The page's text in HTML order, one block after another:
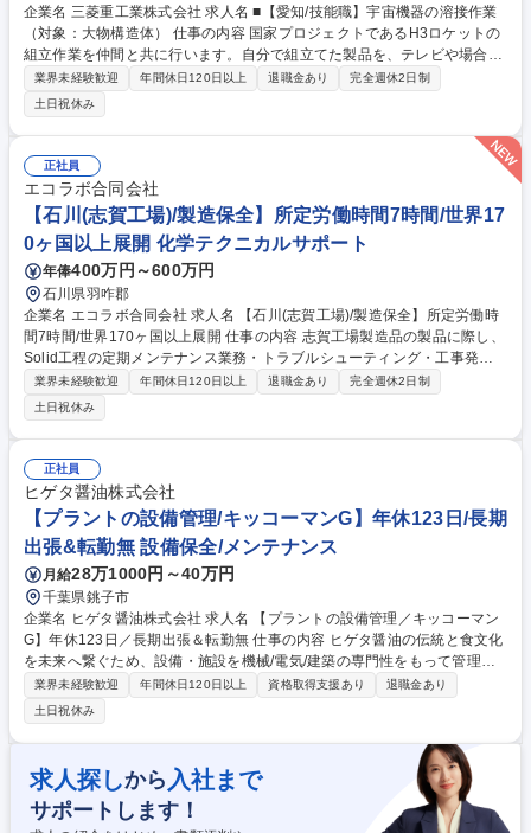
企業名 三菱重工業株式会社 求人名 ■【愛知/技能職】宇宙機器の溶接作業
（対象：大物構造体） 仕事の内容 国家プロジェクトであるH3ロケットの
組立作業を仲間と共に行います。自分で組立てた製品を、テレビや場合に
よっては現地で打上げの瞬間を見ることができるので、達成感や充実感を
味わうことができる業務です。 【機種】・H3ロケット ・HTV-X（こうの
とり後継機） 【作業内容（具体例）】・H3ロケットタンクへのFSW溶接
（シリンダー部品同士の接合、シリンダーとドーム蓋の接合） ・HTV-X与
圧部キャリアへのTIG溶接 ・クレーン等を用いた大物ハンドリング ※中長
期的には、上記作業他、適性を見ながら現場管理や生産管理業務も担当頂
く可能性もあります。 募集職種 ■【愛知/技能職】宇宙機器の溶接作業
（対象：大物構造体）
業界未経験歓迎 年間休日120日以上 退職金あり
完全週休2日制
土日祝休み
正社員
エコラボ合同会社
【石川(志賀工場)/製造保全】所定労働時間7時間/世界17
0ヶ国以上展開 化学テクニカルサポート
年俸400万円～600万円
石川県羽咋郡
企業名 エコラボ合同会社 求人名 【石川(志賀工場)/製造保全】所定労働時
間7時間/世界170ヶ国以上展開 仕事の内容 志賀工場製造品の製品に際し、
Solid工程の定期メンテナンス業務・トラブルシューティング・工事発注
やメンテナンスのSOP作成・マニュアル作成などの現場教育をご担当いた
だきます。 【具体的には】 ■保全業務・法的点検への対応業務 ■メンテナ
ンス技能教育・SOP/OPL作成・作成指導 ■機構・手順の改善・製造員への
教育 ■トラブルシューティングの実施・マニュアル作成/教育 ■部品の見積
もり採取・発注業務などの外部業者へのコンタクト 募集職種 【石川(志賀
工場)/製造保全】所定労働時間7時間/世界170ヶ国以上展開
業界未経験歓迎 年間休日120日以上 退職金あり
完全週休2日制
土日祝休み
正社員
ヒゲタ醤油株式会社
【プラントの設備管理/キッコーマンG】年休123日/長期
出張&転勤無 設備保全/メンテナンス
月給28万1000円～40万円
千葉県銚子市
企業名 ヒゲタ醤油株式会社 求人名 【プラントの設備管理／キッコーマン
G】年休123日／長期出張＆転勤無 仕事の内容 ヒゲタ醤油の伝統と食文化
を未来へ繋ぐため、設備・施設を機械/電気/建築の専門性をもって管理
し、生産性向上に貢献しています。安全・安心な製品を生み出す設備構築
を通じて、当社の持続的成長を支えていきます。 ■生産設備及び施設に関
する将来計画の立案及び改善業務 ■生産設備の設計、施工管理、新技術の
導入及び保全業務 ■社内各部署より委託された設備更新、修繕に関する助
言 ■固定資産の稼働・移動及び廃棄に関する業務 ■設備に関する行政、法
令への諸対応業務 【業務変更の範囲：当社業務全般】 募集職種 【プラン
トの設備管理／キッコーマンG】年休123日／長期出張＆転勤無
業界未経験歓迎 年間休日120日以上 資格取得支援あり
退職金あり
土日祝休み
求人探しから 入社まで
サポートします！